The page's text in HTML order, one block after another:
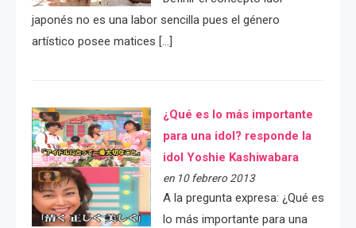
japonés no es una labor sencilla pues el género
artístico posee matices […]
¿Qué es lo más importante
para una idol? responde la
idol Yoshie Kashiwabara
en 10 febrero 2013
A la pregunta expresa: ¿Qué es
lo más importante para una